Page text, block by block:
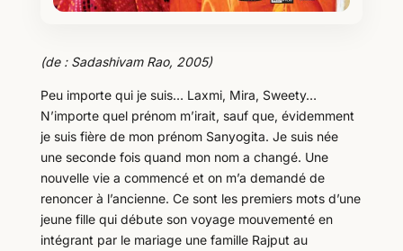
(de : Sadashivam Rao, 2005)
Peu importe qui je suis… Laxmi, Mira, Sweety…
N’importe quel prénom m’irait, sauf que, évidemment
je suis fière de mon prénom Sanyogita. Je suis née
une seconde fois quand mon nom a changé. Une
nouvelle vie a commencé et on m’a demandé de
renoncer à l’ancienne. Ce sont les premiers mots d’une
jeune fille qui débute son voyage mouvementé en
intégrant par le mariage une famille Rajput au